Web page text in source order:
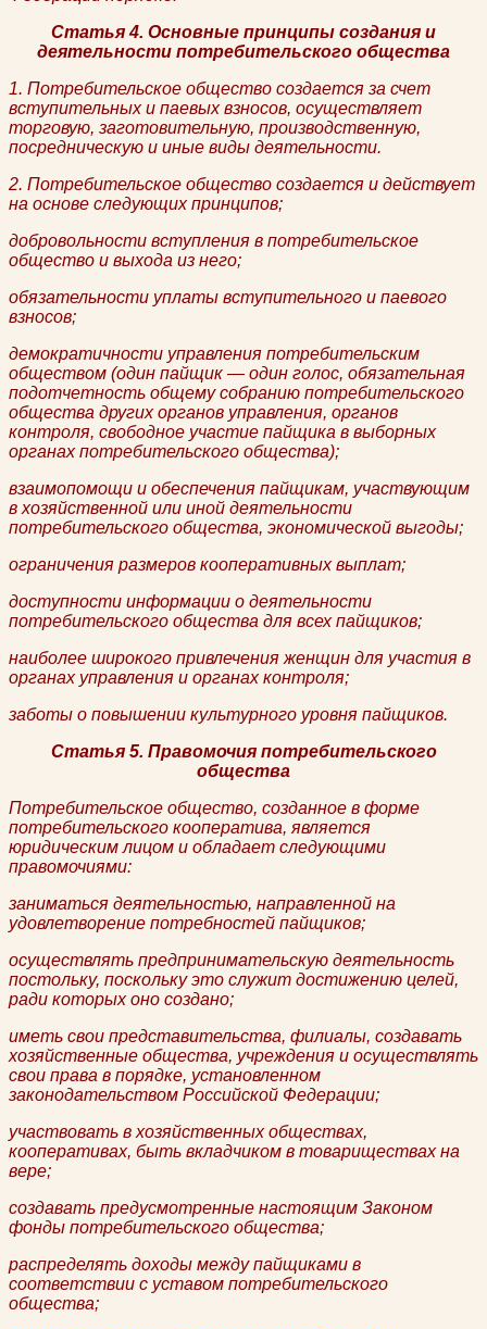
Статья 4. Основные принципы создания и
деятельности потребительского общества
1. Потребительское общество создается за счет
вступительных и паевых взносов, осуществляет
торговую, заготовительную, производственную,
посредническую и иные виды деятельности.
2. Потребительское общество создается и действует
на основе следующих принципов;
добровольности вступления в потребительское
общество и выхода из него;
обязательности уплаты вступительного и паевого
взносов;
демократичности управления потребительским
обществом (один пайщик — один голос, обязательная
подотчетность общему собранию потребительского
общества других органов управления, органов
контроля, свободное участие пайщика в выборных
органах потребительского общества);
взаимопомощи и обеспечения пайщикам, участвующим
в хозяйственной или иной деятельности
потребительского общества, экономической выгоды;
ограничения размеров кооперативных выплат;
доступности информации о деятельности
потребительского общества для всех пайщиков;
наиболее широкого привлечения женщин для участия в
органах управления и органах контроля;
заботы о повышении культурного уровня пайщиков.
Статья 5. Правомочия потребительского
общества
Потребительское общество, созданное в форме
потребительского кооператива, является
юридическим лицом и обладает следующими
правомочиями:
заниматься деятельностью, направленной на
удовлетворение потребностей пайщиков;
осуществлять предпринимательскую деятельность
постольку, поскольку это служит достижению целей,
ради которых оно создано;
иметь свои представительства, филиалы, создавать
хозяйственные общества, учреждения и осуществлять
свои права в порядке, установленном
законодательством Российской Федерации;
участвовать в хозяйственных обществах,
кооперативах, быть вкладчиком в товариществах на
вере;
создавать предусмотренные настоящим Законом
фонды потребительского общества;
распределять доходы между пайщиками в
соответствии с уставом потребительского
общества;